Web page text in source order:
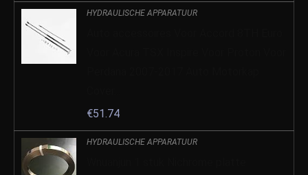
HYDRAULISCHE APPARATUUR
€51.74
HYDRAULISCHE APPARATUUR